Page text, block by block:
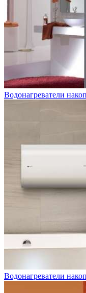
Водонагреватели
Водонагреватели